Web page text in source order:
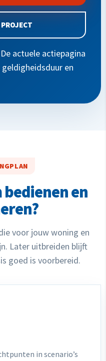
actuele actiepagina
en
bedienen en
voor jouw woning en
Later uitbreiden blijft
goed is voorbereid.
in scenario’s